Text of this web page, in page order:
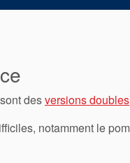
desversions doubles
notamment le